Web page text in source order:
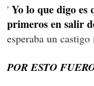
' Yo lo que digo es
primeros en salir
esperaba un
POR ESTO